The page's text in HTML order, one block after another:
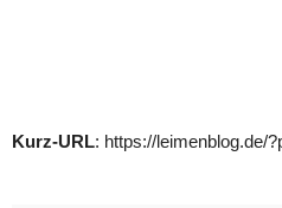
Kurz-URL: https://leimenblog.de/